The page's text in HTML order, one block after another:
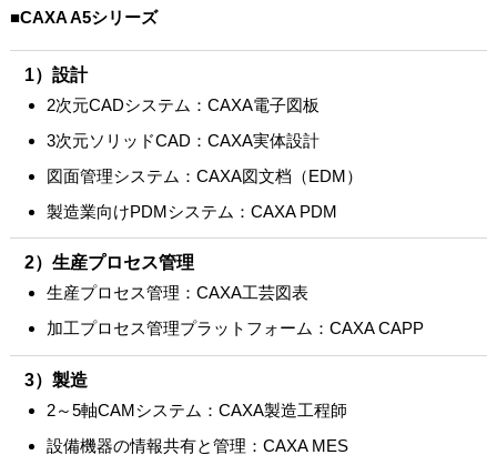
■CAXA A5シリーズ
1）設計
2次元CADシステム：CAXA電子図板
3次元ソリッドCAD：CAXA実体設計
図面管理システム：CAXA図文档（EDM）
製造業向けPDMシステム：CAXA PDM
2）生産プロセス管理
生産プロセス管理：CAXA工芸図表
加工プロセス管理プラットフォーム：CAXA CAPP
3）製造
2～5軸CAMシステム：CAXA製造工程師
設備機器の情報共有と管理：CAXA MES